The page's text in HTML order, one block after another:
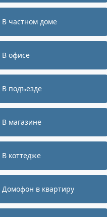
В частном доме
В офисе
В подъезде
В магазине
В коттедже
Домофон в квартиру